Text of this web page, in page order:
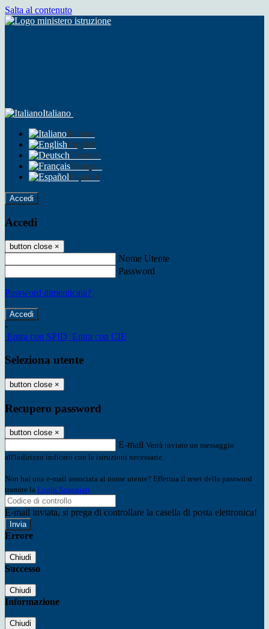
Salta al contenuto
Italiano
Italiano
English
Deutsch
Français
Español
Accedi
Accedi
button close ×
Nome Utente
Password
Password dimenticata?
-
Entra con SPID Entra con CIE
Seleziona utente
button close ×
Recupero password
button close ×
E-mail Verrà inviato un messaggio
all'indirizzo indicato con le istruzioni necessarie.
Non hai una e-mail associata al nome utente? Effettua il reset della password
tramite la Login Spaggiari
E-mail inviata, si prega di controllare la casella di posta elettronica!
Errore
Chiudi
Successo
Chiudi
Informazione
Chiudi